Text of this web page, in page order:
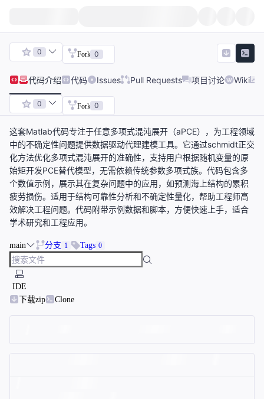
0 Fork 0
代码介绍 代码 Issues Pull Requests 项目讨论 Wiki
0 Fork 0
这套Matlab代码专注于任意多项式混沌展开（aPCE），为工程领域
中的不确定性问题提供数据驱动代理建模工具。它通过schmidt正交
化方法优化多项式混沌展开的准确性，支持用户根据随机变量的原
始矩开发PCE替代模型，无需依赖传统参数多项式族。代码包含多
个数值示例，展示其在复杂问题中的应用，如预测海上结构的累积
疲劳损伤。适用于结构可靠性分析和不确定性量化，帮助工程师高
效解决工程问题。代码附带示例数据和脚本，方便快速上手，适合
学术研究和工程应用。
main 分支 1 Tags 0
IDE
下载zip
Clone